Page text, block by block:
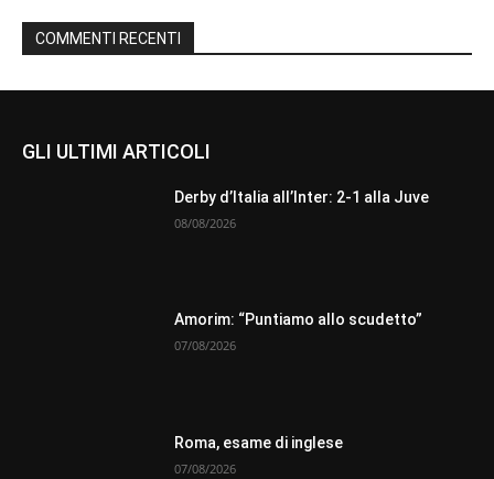
COMMENTI RECENTI
GLI ULTIMI ARTICOLI
Derby d’Italia all’Inter: 2-1 alla Juve
08/08/2026
Amorim: “Puntiamo allo scudetto”
07/08/2026
Roma, esame di inglese
07/08/2026